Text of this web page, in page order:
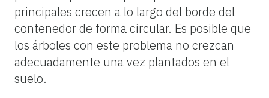
principales crecen a lo largo del borde del
contenedor de forma circular. Es posible que
los árboles con este problema no crezcan
adecuadamente una vez plantados en el
suelo.